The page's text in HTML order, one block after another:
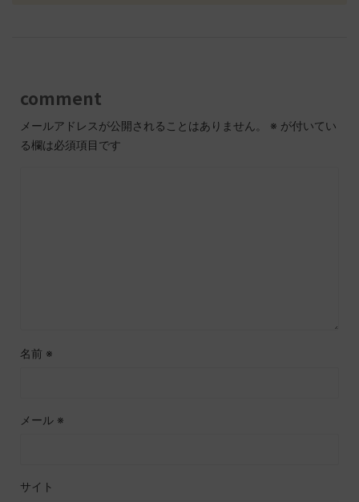
comment
メールアドレスが公開されることはありません。 ※ が付いてい
る欄は必須項目です
名前 ※
メール ※
サイト